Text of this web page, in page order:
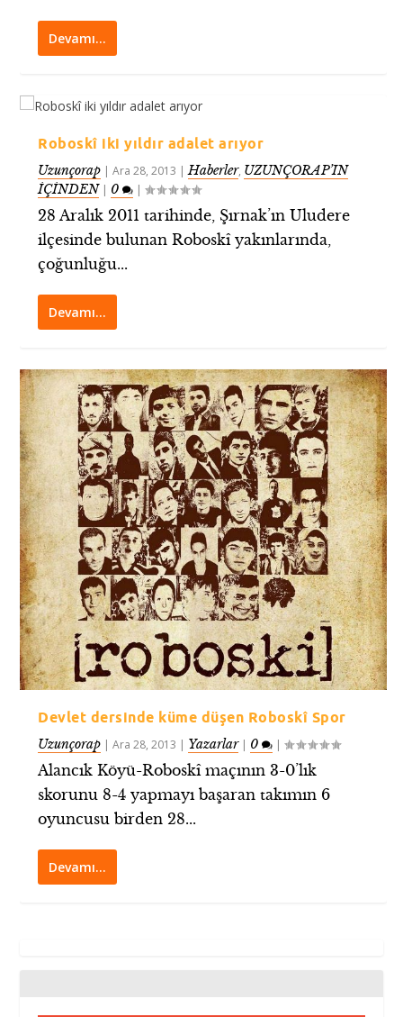
Devamı…
Roboskî iki yıldır adalet arıyor
Uzunçorap |Ara 28, 2013 |Haberler, UZUNÇORAP’IN
İÇİNDEN| 0 |
28 Aralık 2011 tarihinde, Şırnak’ın Uludere
ilçesinde bulunan Roboskî yakınlarında,
çoğunluğu...
Devamı…
Devlet dersinde küme düşen Roboskî Spor
Uzunçorap |Ara 28, 2013 | Yazarlar| 0 |
Alancık Köyü-Roboskî maçının 3-0’lık
skorunu 8-4 yapmayı başaran takımın 6
oyuncusu birden 28...
Devamı…